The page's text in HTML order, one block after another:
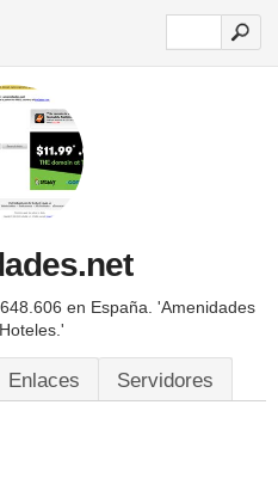
en España. 'Amenidades
Enlaces Servidores